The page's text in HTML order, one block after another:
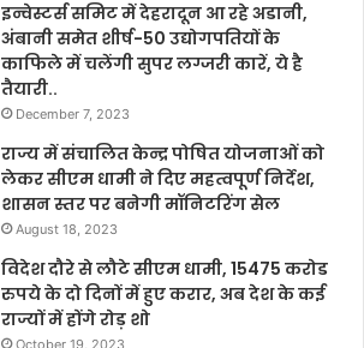
इन्वेस्टर्स समिट में देहरादून आ रहे अडानी,
अंबानी समेत शीर्ष-50 उद्योगपतियों के
काफिले में चलेंगी सुपर लग्जरी कारें, ये है
तैयारी..
December 7, 2023
राज्य में संचालित केन्द्र पोषित योजनाओं को
लेकर सीएम धामी ने दिए महत्वपूर्ण निर्देश,
शासन स्तर पर बनेगी मॉनिटरिंग सेल
August 18, 2023
विदेश दौरे से लौटे सीएम धामी, 15475 करोड
रुपये के दो दिनों में हुए करार, अब देश के कई
राज्यों में होंगे रोड़ शो